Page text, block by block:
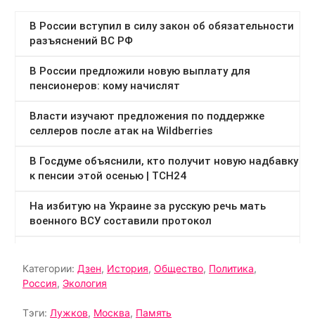
Категории: Дзен, История, Общество, Политика,
Россия, Экология
Тэги: Лужков, Москва, Память